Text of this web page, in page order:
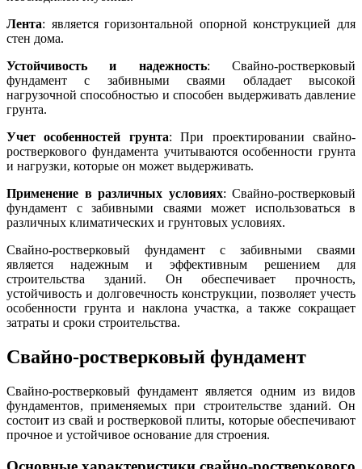
Лента: является горизонтальной опорной конструкцией для
стен дома.
Устойчивость и надежность: Свайно-ростверковый
фундамент с забивными сваями обладает высокой
нагрузочной способностью и способен выдерживать давление
грунта.
Учет особенностей грунта: При проектировании свайно-
ростверкового фундамента учитываются особенности грунта
и нагрузки, которые он может выдерживать.
Применение в различных условиях: Свайно-ростверковый
фундамент с забивными сваями может использоваться в
различных климатических и грунтовых условиях.
Свайно-ростверковый фундамент с забивными сваями
является надежным и эффективным решением для
строительства зданий. Он обеспечивает прочность,
устойчивость и долговечность конструкции, позволяет учесть
особенности грунта и наклона участка, а также сокращает
затраты и сроки строительства.
Свайно-ростверковый фундамент
Свайно-ростверковый фундамент является одним из видов
фундаментов, применяемых при строительстве зданий. Он
состоит из свай и ростверковой плиты, которые обеспечивают
прочное и устойчивое основание для строения.